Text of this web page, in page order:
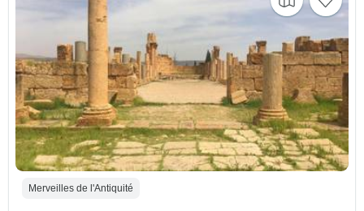
Merveilles de l'Antiquité